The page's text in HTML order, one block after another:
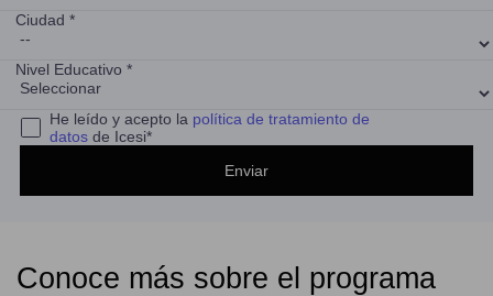
Ciudad *
Nivel Educativo *
He leído y acepto la política de tratamiento de
datosde Icesi*
Conoce más sobre el programa